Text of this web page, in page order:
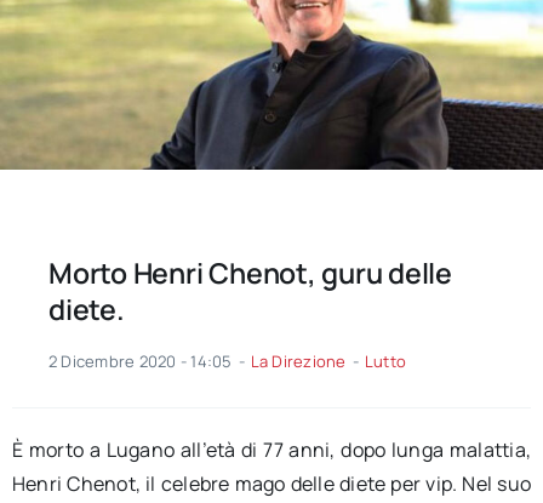
Morto Henri Chenot, guru delle
diete.
2 Dicembre 2020 - 14:05 - La Direzione - Lutto
È morto a Lugano all’età di 77 anni, dopo lunga malattia,
Henri Chenot, il celebre mago delle diete per vip. Nel suo